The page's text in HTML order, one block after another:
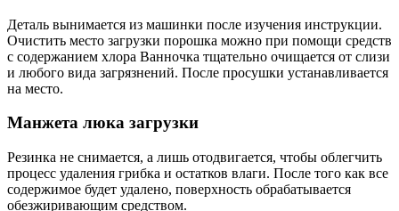
Деталь вынимается из машинки после изучения инструкции.
Очистить место загрузки порошка можно при помощи средств
с содержанием хлора Ванночка тщательно очищается от слизи
и любого вида загрязнений. После просушки устанавливается
на место.
Манжета люка загрузки
Резинка не снимается, а лишь отодвигается, чтобы облегчить
процесс удаления грибка и остатков влаги. После того как все
содержимое будет удалено, поверхность обрабатывается
обезжиривающим средством.